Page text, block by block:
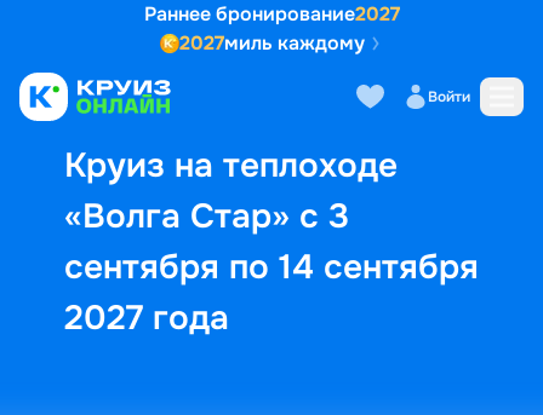
Раннее бронирование2027
2027миль каждому
Войти
Круиз на теплоходе
«Волга Стар» с 3
сентября по 14 сентября
2027 года
Выбор кают Маршрут и